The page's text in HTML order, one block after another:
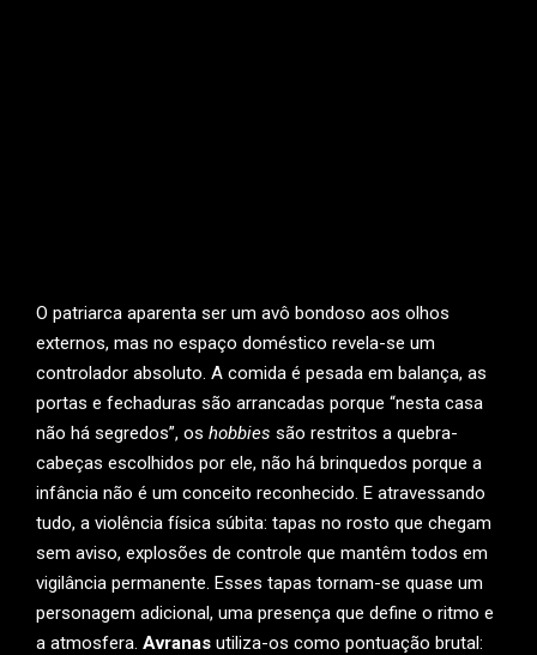
O patriarca aparenta ser um avô bondoso aos olhos
externos, mas no espaço doméstico revela-se um
controlador absoluto. A comida é pesada em balança, as
portas e fechaduras são arrancadas porque “nesta casa
não há segredos”, os hobbies são restritos a quebra-
cabeças escolhidos por ele, não há brinquedos porque a
infância não é um conceito reconhecido. E atravessando
tudo, a violência física súbita: tapas no rosto que chegam
sem aviso, explosões de controle que mantêm todos em
vigilância permanente. Esses tapas tornam-se quase um
personagem adicional, uma presença que define o ritmo e
a atmosfera. Avranas utiliza-os como pontuação brutal: